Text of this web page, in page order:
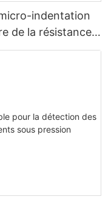
indentation
de la résistance
Dryer